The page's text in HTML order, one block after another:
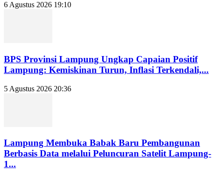
6 Agustus 2026 19:10
BPS Provinsi Lampung Ungkap Capaian Positif
Lampung: Kemiskinan Turun, Inflasi Terkendali,...
5 Agustus 2026 20:36
Lampung Membuka Babak Baru Pembangunan
Berbasis Data melalui Peluncuran Satelit Lampung-
1...